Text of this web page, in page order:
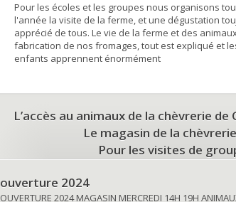
Pour les écoles et les groupes nous organisons
l'année la visite de la ferme, et une dégustation
apprécié de tous. Le vie de la ferme et des
fabrication de nos fromages, tout est expliqué et
enfants apprennent énormément
L’accès au animaux de la chèvrerie
Le magasin de la
Pour les visites de
ouverture 2024
OUVERTURE 2024 MAGASIN MERCREDI 14H 19H